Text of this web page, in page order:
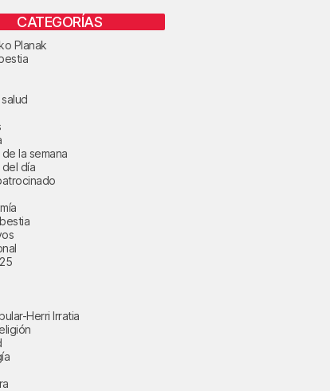
CATEGORÍAS
Planak
la semana
del día
Herri Irratia